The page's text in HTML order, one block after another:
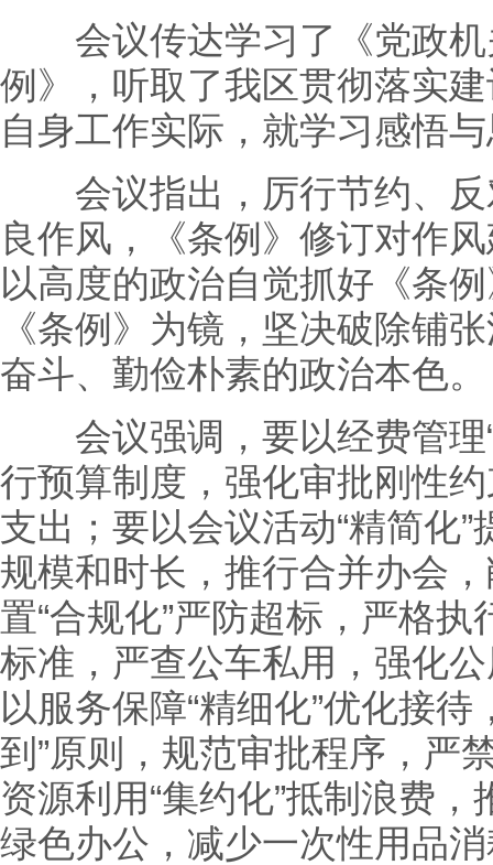
会议传达学习了《党政机
例》，听取了我区贯彻落实
自身工作实际，就学习感悟
会议指出，厉行节约、反
良作风，《条例》修订对作
以高度的政治自觉抓好《条
《条例》为镜，坚决破除铺
奋斗、勤俭朴素的政治本色。
会议强调，要以经费管理“
行预算制度，强化审批刚性
支出；要以会议活动“精简化
规模和时长，推行合并办会
置“合规化”严防超标，严格
标准，严查公车私用，强化
以服务保障“精细化”优化接
到”原则，规范审批程序，严
资源利用“集约化”抵制浪费
绿色办公，减少一次性用品